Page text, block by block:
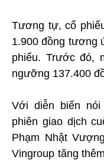
Tương tự, cổ
1.900 đồng tương
phiếu. Trước đó,
ngưỡng 137.400
Với diễn biến
phiên giao dịch
Phạm Nhật
Vingroup tăng